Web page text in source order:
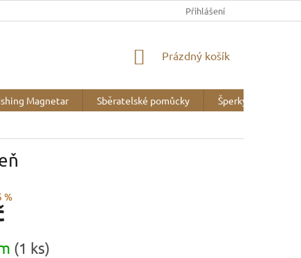
MINERALOGICKÉ WEBY
Přihlášení
NÁKUPNÍ
Prázdný košík
Magnetar Sběratelské pomůcky Šperky
%
(1 ks)